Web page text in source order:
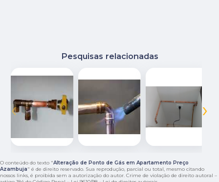
Pesquisas relacionadas
‹ ›
O conteúdo do texto "Alteração de Ponto de Gás em Apartamento Preço
Azambuja" é de direito reservado. Sua reprodução, parcial ou total, mesmo citando
nossos links, é proibida sem a autorização do autor. Crime de violação de direito autoral –